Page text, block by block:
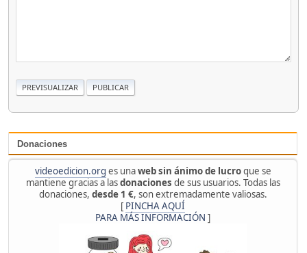
Donaciones
videoedicion.org es unaweb sin ánimo de lucroque se
mantiene gracias a lasdonaciones de sus usuarios. Todas las
donaciones, desde 1 €, son extremadamente valiosas.
[ PINCHA AQUÍ
PARA MÁS INFORMACIÓN ]